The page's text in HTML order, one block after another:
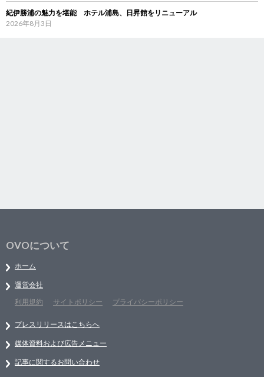
紀伊勝浦の魅力を堪能 ホテル浦島、日昇館をリニューアル
2026年8月3日
OVOについて
ホーム
運営会社
利用規約
サイトポリシー プライバシーポリシー
プレスリリースはこちらへ
媒体資料および広告メニュー
記事に関するお問い合わせ